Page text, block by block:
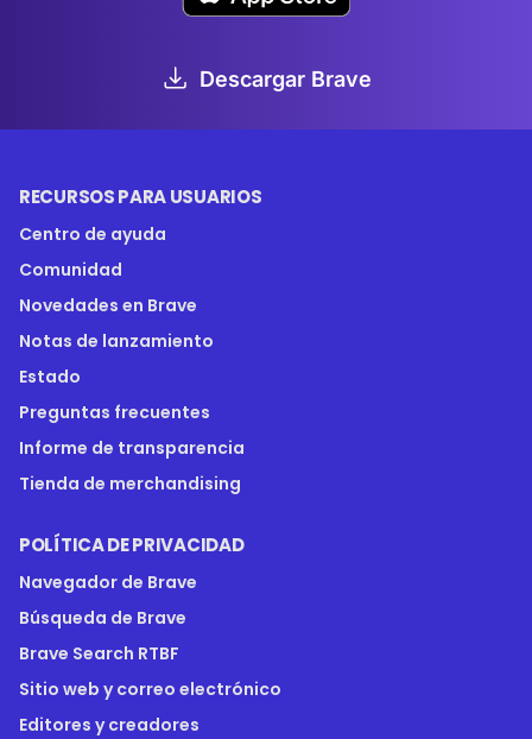
Descargar Brave
RECURSOS PARA USUARIOS
Centro de ayuda
Comunidad
Novedades en Brave
Notas de lanzamiento
Estado
Preguntas frecuentes
Informe de transparencia
Tienda de merchandising
POLÍTICA DE PRIVACIDAD
Navegador de Brave
Búsqueda de Brave
Brave Search RTBF
Sitio web y correo electrónico
Editores y creadores